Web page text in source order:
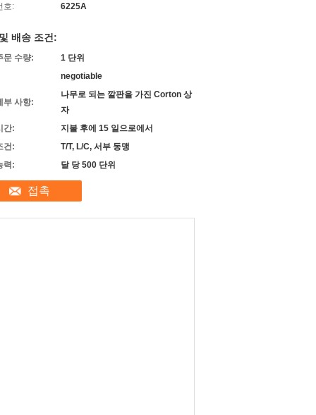
호:
6225A
배송 조건:
문 수량:
1 단위
negotiable
부 사항:
나무로 되는 깔판을 가진 Corton 상
자
간:
지불 후에 15 일으로에서
건:
T/T, L/C, 서부 동맹
력:
달 당 500 단위
접촉